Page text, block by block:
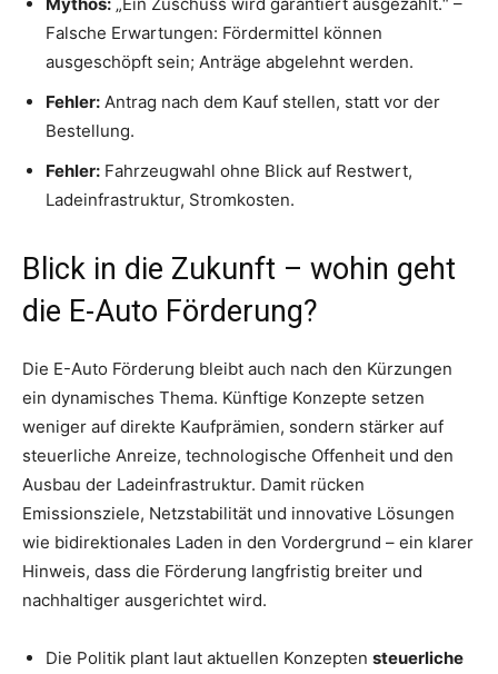
Falsche Erwartungen: Fördermittel können
ausgeschöpft sein; Anträge abgelehnt werden.
Fehler: Antrag nach dem Kauf stellen, statt vor der
Bestellung.
Fehler: Fahrzeugwahl ohne Blick auf Restwert,
Ladeinfrastruktur, Stromkosten.
Blick in die Zukunft – wohin geht
die E-Auto Förderung?
Die E-Auto Förderung bleibt auch nach den Kürzungen
ein dynamisches Thema. Künftige Konzepte setzen
weniger auf direkte Kaufprämien, sondern stärker auf
steuerliche Anreize, technologische Offenheit und den
Ausbau der Ladeinfrastruktur. Damit rücken
Emissionsziele, Netzstabilität und innovative Lösungen
wie bidirektionales Laden in den Vordergrund – ein klarer
Hinweis, dass die Förderung langfristig breiter und
nachhaltiger ausgerichtet wird.
Die Politik plant laut aktuellen Konzepten steuerliche